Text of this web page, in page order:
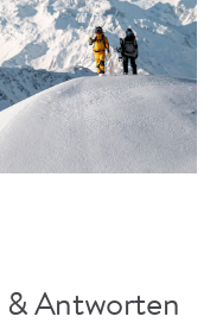
& Antworten